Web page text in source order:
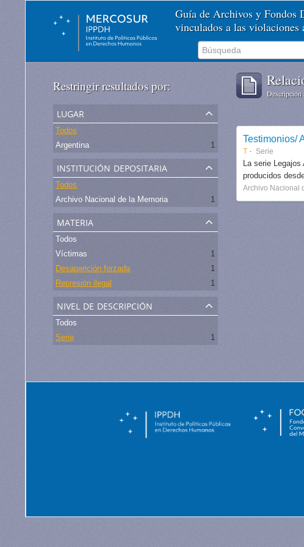
Guía de Archivos y Fondos
vinculados a las violaciones
Restringir resultados por:
lugar
Todos
Argentina
1
institución depositaria
Todos
Archivo Nacional de la Memoria
1
materia
Todos
Víctimas
1
Desaparición forzada
1
Represión ilegal
1
nivel de descripción
Todos
Serie
1
Descripción
Testimonios/
T Serie
La serie
producidos
Archivo Nacional